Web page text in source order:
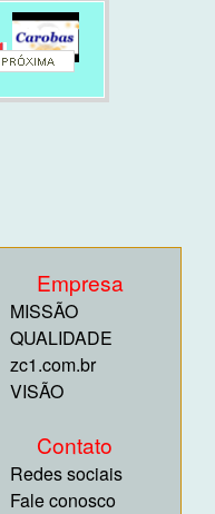
Empresa
MISSÃO
QUALIDADE
zc1.com.br
VISÃO
Contato
Redes sociais
Fale conosco